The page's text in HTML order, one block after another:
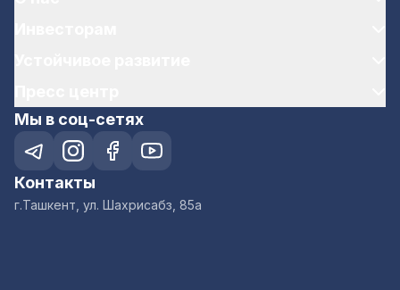
Мы в соц-сетях
Контакты
г.Ташкент, ул. Шахрисабз, 85а